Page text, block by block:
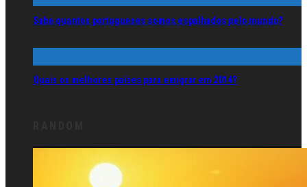
Sabe quantos portugueses somos espalhados pelo mundo?
Quais os melhores países para emigrar em 2014?